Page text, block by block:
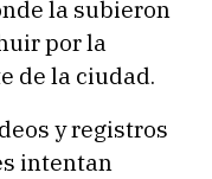
la subieron
por la
de la ciudad.
y registros
intentan